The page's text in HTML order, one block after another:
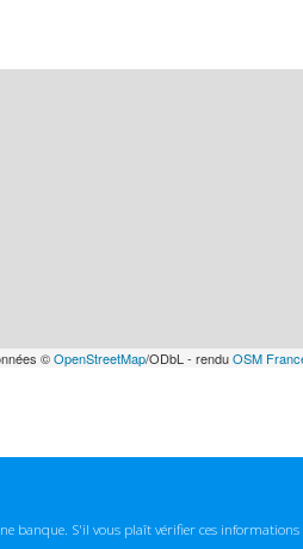
©OpenStreetMap/ODbL - renduOSM
S'il vous plaît vérifier ces